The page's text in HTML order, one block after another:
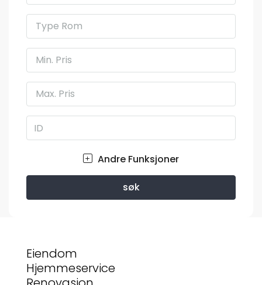
Type Rom
Min. Pris
Max. Pris
Andre Funksjoner
søk
Eiendom
Hjemmeservice